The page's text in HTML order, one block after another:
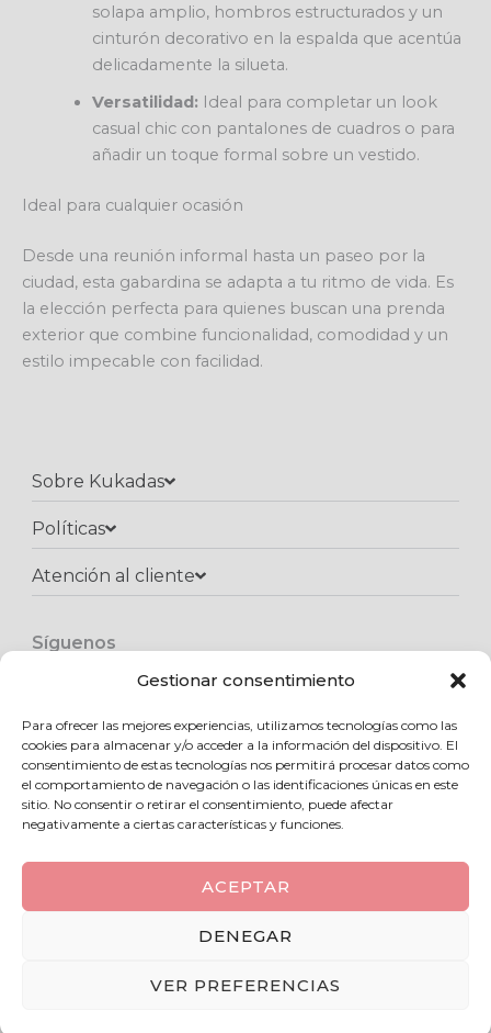
Gestionar consentimiento
Para ofrecer las mejores experiencias, utilizamos tecnologías como las
cookies para almacenar y/o acceder a la información del dispositivo. El
consentimiento de estas tecnologías nos permitirá procesar datos como
el comportamiento de navegación o las identificaciones únicas en este
sitio. No consentir o retirar el consentimiento, puede afectar
negativamente a ciertas características y funciones.
ACEPTAR
DENEGAR
VER PREFERENCIAS
solapa amplio, hombros estructurados y un
cinturón decorativo en la espalda que acentúa
delicadamente la silueta.
Versatilidad: Ideal para completar un look
casual chic con pantalones de cuadros o para
añadir un toque formal sobre un vestido.
Ideal para cualquier ocasión
Desde una reunión informal hasta un paseo por la
ciudad, esta gabardina se adapta a tu ritmo de vida. Es
la elección perfecta para quienes buscan una prenda
exterior que combine funcionalidad, comodidad y un
estilo impecable con facilidad.
Sobre Kukadas
Políticas
Atención al cliente​
Síguenos
e
b
o
o
k
t
a
g
r
a
m
h
t
s
a
p
p
Copyright © 2025 Kukadas.com | Todos los derechos reservados